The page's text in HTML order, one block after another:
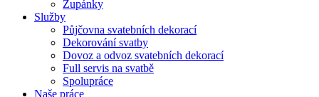
Župánky
Služby
Půjčovna svatebních dekorací
Dekorování svatby
Dovoz a odvoz svatebních dekorací
Full servis na svatbě
Spolupráce
Naše práce